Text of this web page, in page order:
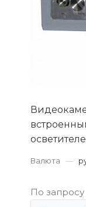
Валюта —
По запросу